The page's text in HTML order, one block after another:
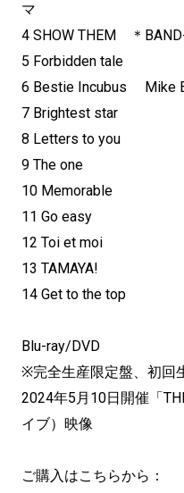
マ
4 SHOW THEM ＊
5 Forbidden tale
6 Bestie Incubus Mike
7 Brightest star
8 Letters to you
9 The one
10 Memorable
11 Go easy
12 Toi et moi
13 TAMAYA!
14 Get to the top
Blu-ray/DVD
※完全生産限定盤、初回
2024年5月10日開催「
イブ）映像
ご購入はこちらから：